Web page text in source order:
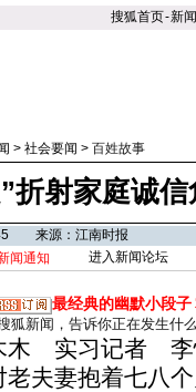
搜狐首页-新闻
> 社会要闻 > 百姓故事
折射家庭诚
来源：江南时报
闻通知 进入新闻论坛
最经典的幽默小段子
狐新闻，告诉你正在发生什
实习记者 李
妻抱着七八个